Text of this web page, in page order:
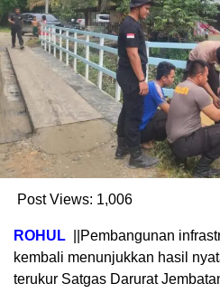
Post Views: 1,006
ROHUL ||Pembangunan
kembali menunjukkan hasil
terukur Satgas Darurat